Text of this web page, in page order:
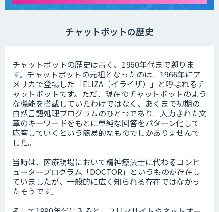
チャットボットの歴史
チャットボットの歴史は古く、1960年代まで遡りま
す。チャットボットの元祖となったのは、1966年にア
メリカで登場した「ELIZA（イライザ）」と呼ばれるチ
ャットボットです。ただ、現在のチャットボットのよう
な機能を搭載していたわけではなく、あくまで初期の
自然言語処理プログラムのひとつであり、入力された文
章のキーワードをもとに単純な回答をパターン化して
応答していくという簡易的なものでしかありませんで
した。
当時は、医療現場において精神療法士に代わるコンピ
ュータープログラム「DOCTOR」というものが存在し
ていましたが、一般的に広く知られる存在ではなかっ
たそうです。